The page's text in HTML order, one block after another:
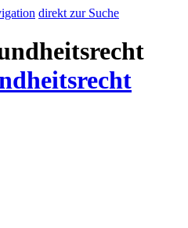
direkt zur Suche